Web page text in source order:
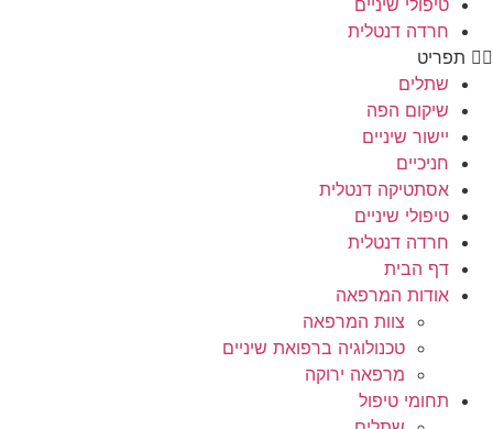
טיפולי שיניים
חרדה דנטלית
תפריט
שתלים
שיקום הפה
יישור שיניים
חניכיים
אסתטיקה דנטלית
טיפולי שיניים
חרדה דנטלית
דף הבית
אודות המרפאה
צוות המרפאה
טכנולוגיה ברפואת שיניים
מרפאה ירוקה
תחומי טיפול